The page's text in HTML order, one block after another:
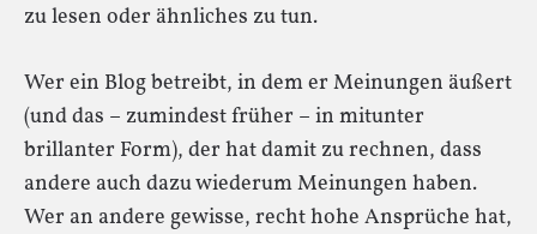
zu lesen oder ähnliches zu tun.
Wer ein Blog betreibt, in dem er Meinungen äußert
(und das – zumindest früher – in mitunter
brillanter Form), der hat damit zu rechnen, dass
andere auch dazu wiederum Meinungen haben.
Wer an andere gewisse, recht hohe Ansprüche hat,